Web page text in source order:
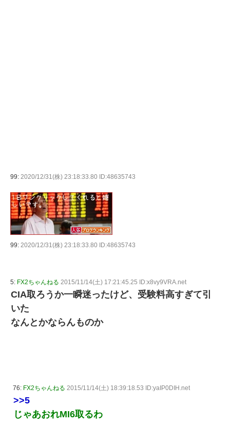
99: 2020/12/31(株) 23:18:33.80 ID:48635743
99: 2020/12/31(株) 23:18:33.80 ID:48635743
5: FX2ちゃんねる 2015/11/14(土) 17:21:45.25 ID:x8vy9VRA.net
CIA取ろうか一瞬迷ったけど、受験料高すぎて引
いた
なんとかならんものか
76: FX2ちゃんねる 2015/11/14(土) 18:39:18.53 ID:yaIP0DIH.net
>>5
じゃあおれMI6取るわ